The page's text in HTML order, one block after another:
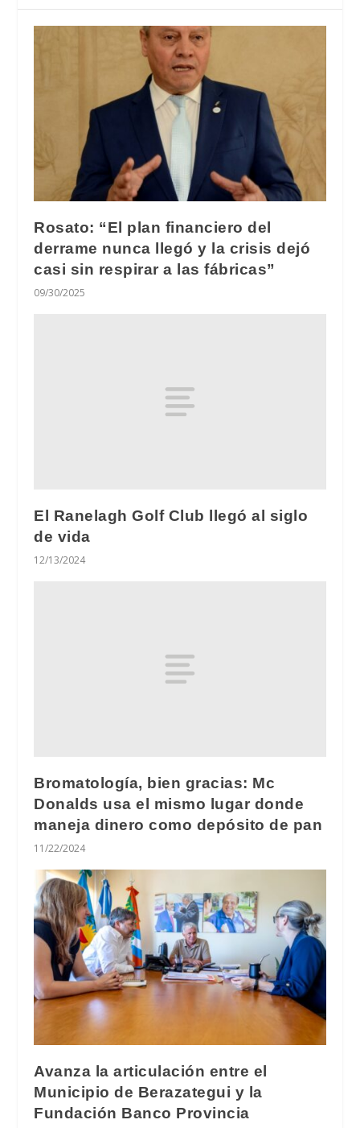
Rosato: “El plan financiero del
derrame nunca llegó y la crisis dejó
casi sin respirar a las fábricas”
09/30/2025
El Ranelagh Golf Club llegó al siglo
de vida
12/13/2024
Bromatología, bien gracias: Mc
Donalds usa el mismo lugar donde
maneja dinero como depósito de pan
11/22/2024
Avanza la articulación entre el
Municipio de Berazategui y la
Fundación Banco Provincia